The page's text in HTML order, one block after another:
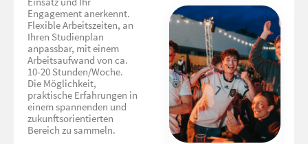
Engagement anerkennt.
Flexible Arbeitszeiten, an
Ihren Studienplan
anpassbar, mit einem
Arbeitsaufwand von ca.
10-20 Stunden/Woche.
Die Möglichkeit,
praktische Erfahrungen in
einem spannenden und
zukunftsorientierten
Bereich zu sammeln.